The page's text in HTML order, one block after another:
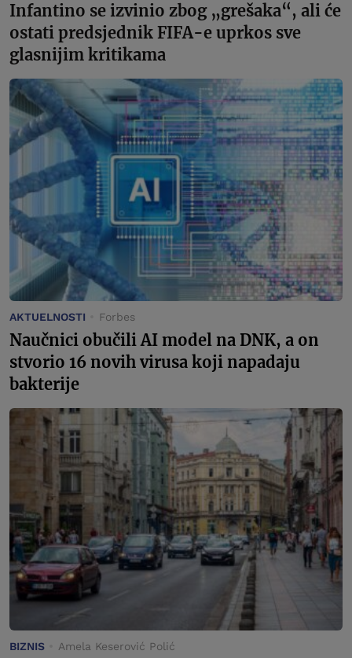
Infantino se izvinio zbog „grešaka“, ali će
ostati predsjednik FIFA-e uprkos sve
glasnijim kritikama
AKTUELNOSTI Forbes
Naučnici obučili AI model na DNK, a on
stvorio 16 novih virusa koji napadaju
bakterije
BIZNIS Amela Keserović Polić